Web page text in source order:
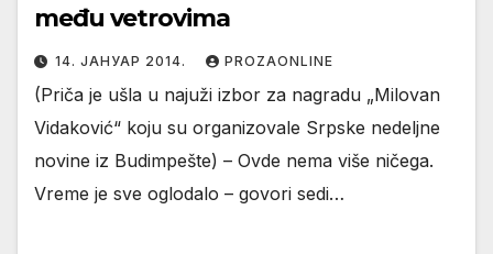
među vetrovima
14. ЈАНУАР 2014. PROZAONLINE
(Priča je ušla u najuži izbor za nagradu „Milovan
Vidaković“ koju su organizovale Srpske nedeljne
novine iz Budimpešte) – Ovde nema više ničega.
Vreme je sve oglodalo – govori sedi…